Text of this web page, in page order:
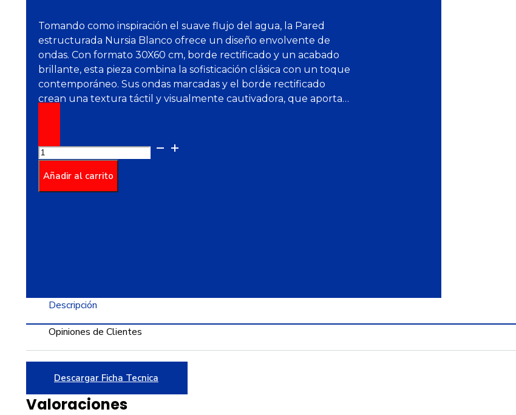
Tomando como inspiración el suave flujo del agua, la Pared
estructurada Nursia Blanco ofrece un diseño envolvente de
ondas. Con formato 30X60 cm, borde rectificado y un acabado
brillante, esta pieza combina la sofisticación clásica con un toque
contemporáneo. Sus ondas marcadas y el borde rectificado
crean una textura táctil y visualmente cautivadora, que aporta…
Pared
Rectificada
Estructurada
Nursia
Añadir al carrito
Descripción
Opiniones de Clientes
Descargar Ficha Tecnica
Valoraciones